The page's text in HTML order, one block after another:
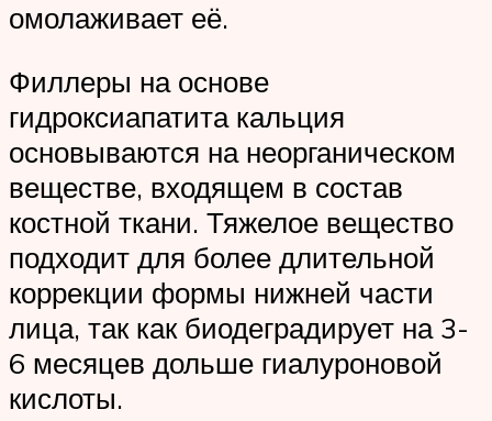
омолаживает её.
Филлеры на основе
гидроксиапатита кальция
основываются на неорганическом
веществе, входящем в состав
костной ткани. Тяжелое вещество
подходит для более длительной
коррекции формы нижней части
лица, так как биодеградирует на 3-
6 месяцев дольше гиалуроновой
кислоты.